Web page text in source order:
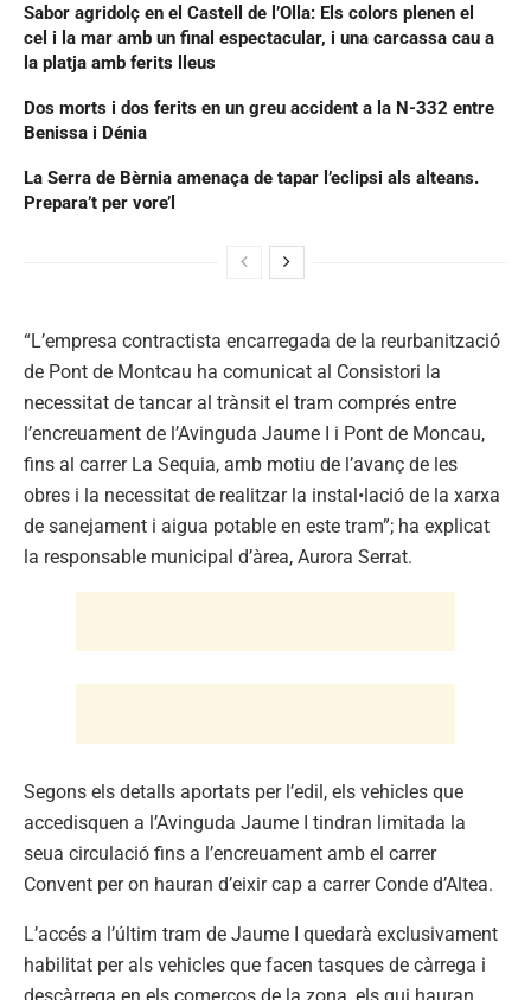
Sabor agridolç en el Castell de l’Olla: Els colors plenen el
cel i la mar amb un final espectacular, i una carcassa cau a
la platja amb ferits lleus
Dos morts i dos ferits en un greu accident a la N-332 entre
Benissa i Dénia
La Serra de Bèrnia amenaça de tapar l’eclipsi als alteans.
Prepara’t per vore’l
“L’empresa contractista encarregada de la reurbanització
de Pont de Montcau ha comunicat al Consistori la
necessitat de tancar al trànsit el tram comprés entre
l’encreuament de l’Avinguda Jaume I i Pont de Moncau,
fins al carrer La Sequia, amb motiu de l’avanç de les
obres i la necessitat de realitzar la instal•lació de la xarxa
de sanejament i aigua potable en este tram”; ha explicat
la responsable municipal d’àrea, Aurora Serrat.
Segons els detalls aportats per l’edil, els vehicles que
accedisquen a l’Avinguda Jaume I tindran limitada la
seua circulació fins a l’encreuament amb el carrer
Convent per on hauran d’eixir cap a carrer Conde d’Altea.
L’accés a l’últim tram de Jaume I quedarà exclusivament
habilitat per als vehicles que facen tasques de càrrega i
descàrrega en els comerços de la zona, els qui hauran